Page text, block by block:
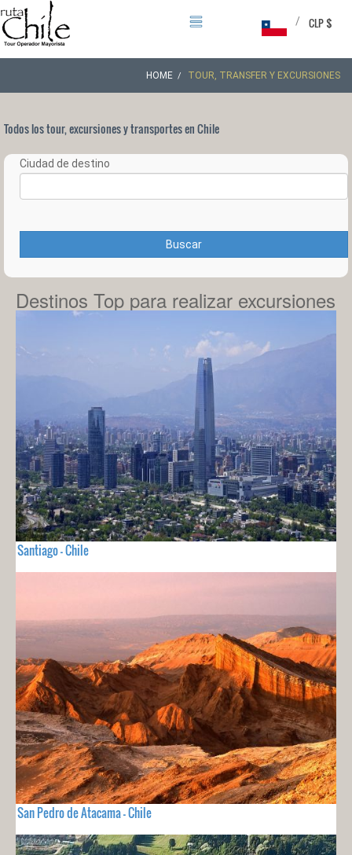
CLP $
/
HOME TOUR, TRANSFER Y EXCURSIONES
Todos los tour, excursiones y transportes en Chile
Ciudad de destino
Buscar
Destinos Top para realizar excursiones
Santiago - Chile
San Pedro de Atacama - Chile